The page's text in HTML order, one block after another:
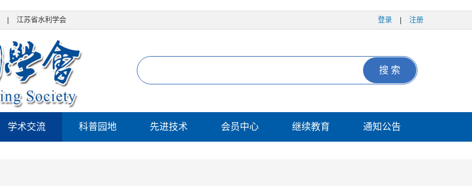
江苏省水利学会 登录 注册
搜 索
学术交流 科普园地 先进技术 会员中心 继续教育 通知公告